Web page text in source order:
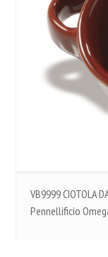
VB9999 CIOTOLA
Pennellificio